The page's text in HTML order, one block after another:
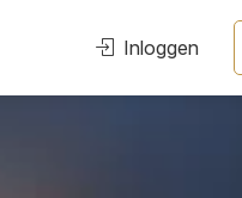
Inloggen